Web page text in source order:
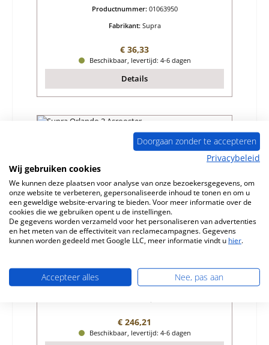
Productnummer: 01063950
Fabrikant: Supra
Normale prijs:
€ 36,33
Beschikbaar, levertijd: 4-6 dagen
Details
Supra Orlando 2 Asrooster
Productnummer:
01058479
Normale prijs:
€ 246,21
Beschikbaar, levertijd: 4-6 dagen
Doorgaan zonder te accepteren
Privacybeleid
Wij gebruiken cookies
We kunnen deze plaatsen voor analyse van onze bezoekersgegevens, om
onze website te verbeteren, gepersonaliseerde inhoud te tonen en om u
een geweldige website-ervaring te bieden. Voor meer informatie over de
cookies die we gebruiken opent u de instellingen.
De gegevens worden verzameld voor het personaliseren van advertenties
en het meten van de effectiviteit van reclamecampagnes. Gegevens
kunnen worden gedeeld met Google LLC, meer informatie vindt u hier.
Accepteer alles Nee, pas aan